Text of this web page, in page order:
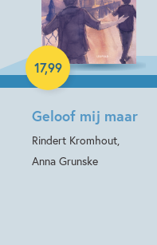
Geloof mij maar
Rindert Kromhout,
Anna Grunske
17,99
Paperback